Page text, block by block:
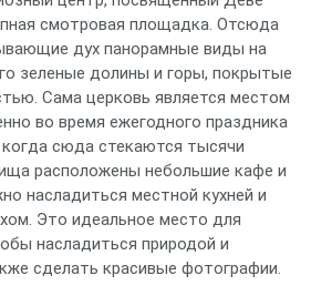
смотровая площадка. Отсюда
дух панорамные виды на
зеленые долины и горы, покрытые
Сама церковь является местом
во время ежегодного праздника
сюда стекаются тысячи
расположены небольшие кафе и
насладиться местной кухней и
Это идеальное место для
насладиться природой и
сделать красивые фотографии.